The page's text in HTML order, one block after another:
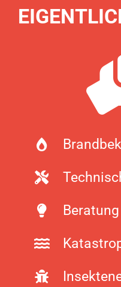
Beratung